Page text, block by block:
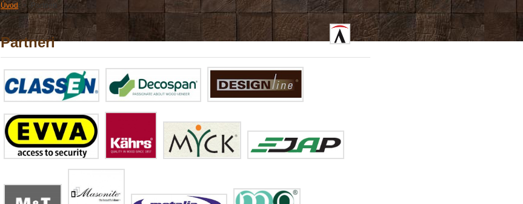
Úvod > Partneri
Partneri